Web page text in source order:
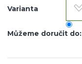
Varianta
Můžeme doručit do: